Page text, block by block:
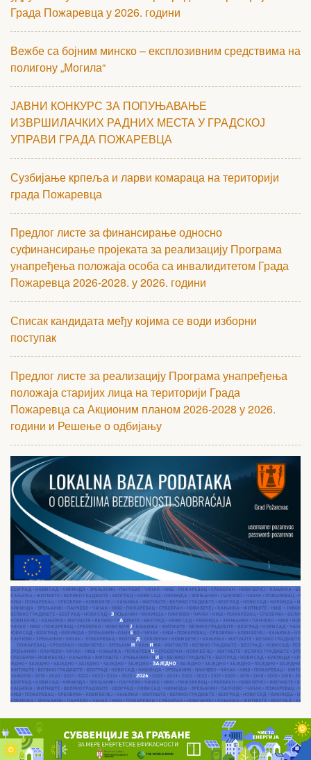
Града Пожаревца у 2026. години
Вежбе са бојним минско – експлозивним средствима на
полигону „Могила“
ЈАВНИ КОНКУРС ЗА ПОПУЊАВАЊЕ
ИЗВРШИЛАЧКИХ РАДНИХ МЕСТА У ГРАДСКОЈ
УПРАВИ ГРАДА ПОЖАРЕВЦА
Сузбијање крпеља и ларви комараца на територији
града Пожаревца
Предлог листе за финансирање односно
суфинансирање пројеката за реализацију Програма
унапређења положаја особа са инвалидитетом Града
Пожаревца 2026-2028. у 2026. години
Списак кандидата међу којима се води изборни
поступак
Предлог листе за реализацију Програма унапређења
положаја старијих лица на територији Града
Пожаревца са Акционим планом 2026-2028 у 2026.
години и Решење о одбијању